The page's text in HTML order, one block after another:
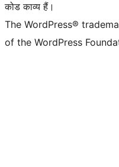
कोड काव्य हैं।
The WordPress®
of the WordPress